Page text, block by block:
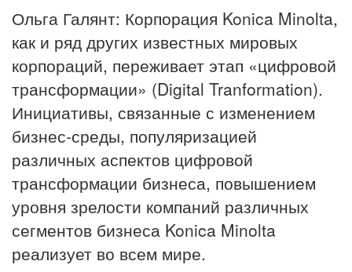
Ольга Галянт: Корпорация Konica Minolta,
как и ряд других известных мировых
корпораций, переживает этап «цифровой
трансформации» (Digital Tranformation).
Инициативы, связанные с изменением
бизнес-среды, популяризацией
различных аспектов цифровой
трансформации бизнеса, повышением
уровня зрелости компаний различных
сегментов бизнеса Konica Minolta
реализует во всем мире.